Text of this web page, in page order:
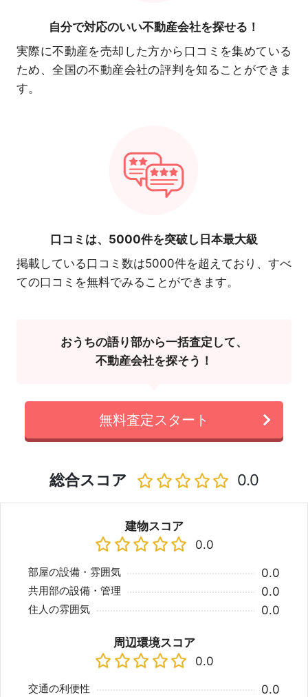
自分で対応のいい不動産会社を探せる！
実際に不動産を売却した方から口コミを集めている
ため、全国の不動産会社の評判を知ることができま
す。
口コミは、 5000件を突破し日本最大級
掲載している口コミ数は5000件を超えており、すべ
ての口コミを無料でみることができます。
おうちの語り部から一括査定して、
不動産会社を探そう！
無料査定スタート
総合スコア 0.0
建物スコア
0.0
部屋の設備・雰囲気 0.0
共用部の設備・管理 0.0
住人の雰囲気 0.0
周辺環境スコア
0.0
交通の利便性 0.0